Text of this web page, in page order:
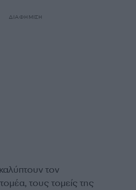
ΔΙΑΦΗΜΙΣΗ
τον
τους τομείς της